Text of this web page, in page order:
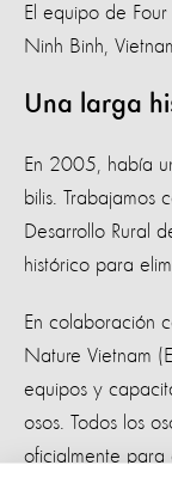
El equipo de
Ninh Binh,
Una larga
En 2005, había
bilis. Trabajamos
Desarrollo Rural
histórico para
En colaboración
Nature Vietnam
equipos y
osos. Todos los
oficialmente para